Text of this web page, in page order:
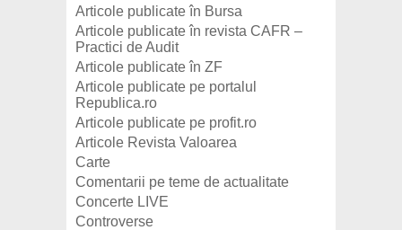
Articole publicate în Bursa
Articole publicate în revista CAFR –
Practici de Audit
Articole publicate în ZF
Articole publicate pe portalul
Republica.ro
Articole publicate pe profit.ro
Articole Revista Valoarea
Carte
Comentarii pe teme de actualitate
Concerte LIVE
Controverse